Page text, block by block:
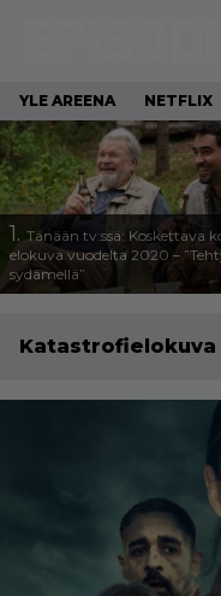
YLE AREENA NETFLIX
1. Tänään tv:ssä: Koskettava
elokuva vuodelta 2020 –
sydämellä”
Katastrofielokuva